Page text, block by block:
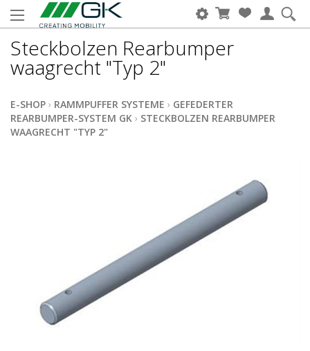
Steckbolzen Rearbumper
waagrecht "Typ 2"
E-SHOP › RAMMPUFFER SYSTEME › GEFEDERTER
REARBUMPER-SYSTEM GK › STECKBOLZEN REARBUMPER
WAAGRECHT "TYP 2"